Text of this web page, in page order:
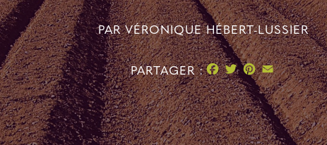
PARVÉRONIQUE HÉBERT-LUSSIER
PARTAGER : Facebook
TwitterPinterest
Email